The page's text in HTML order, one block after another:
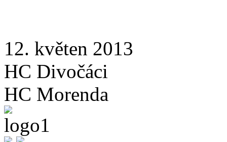
12. květen 2013
HC Divočáci
HC Morenda